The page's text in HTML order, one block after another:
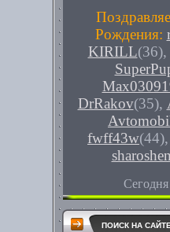
Рождения:
KIRILL(36),
DrRakov(35),
fwff43w(44),
ПОИСК НА САЙТЕ